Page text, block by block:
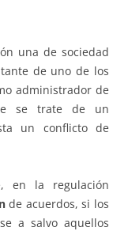
una de sociedad
de uno de los
administrador de
se trate de un
un conflicto de
en la regulación
de acuerdos, si los
a salvo aquellos